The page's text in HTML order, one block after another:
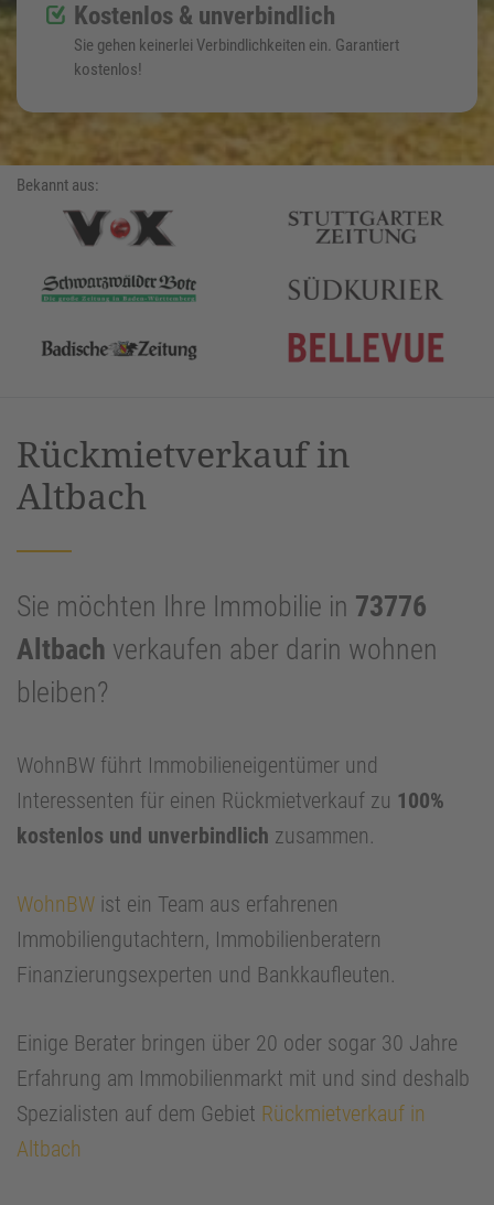
Kostenlos & unverbindlich
Sie gehen keinerlei Verbindlichkeiten ein. Garantiert
kostenlos!
Bekannt aus:
Rückmietverkauf in
Altbach
Sie möchten Ihre Immobilie in 73776
Altbach verkaufen aber darin wohnen
bleiben?
WohnBW führt Immobilieneigentümer und
Interessenten für einen Rückmietverkauf zu 100%
kostenlos und unverbindlich zusammen.
WohnBW ist ein Team aus erfahrenen
Immobiliengutachtern, Immobilienberatern
Finanzierungsexperten und Bankkaufleuten.
Einige Berater bringen über 20 oder sogar 30 Jahre
Erfahrung am Immobilienmarkt mit und sind deshalb
Spezialisten auf dem Gebiet Rückmietverkauf in
Altbach